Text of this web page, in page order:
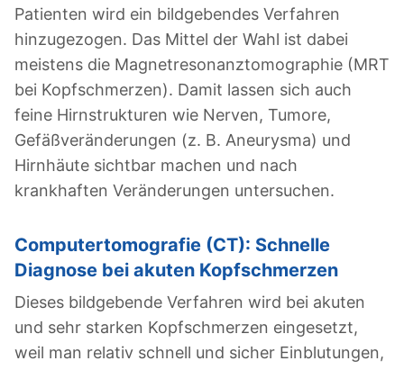
Patienten wird ein bildgebendes Verfahren
hinzugezogen. Das Mittel der Wahl ist dabei
meistens die Magnetresonanztomographie (MRT
bei Kopfschmerzen). Damit lassen sich auch
feine Hirnstrukturen wie Nerven, Tumore,
Gefäßveränderungen (z. B. Aneurysma) und
Hirnhäute sichtbar machen und nach
krankhaften Veränderungen untersuchen.
Computertomografie (CT): Schnelle
Diagnose bei akuten Kopfschmerzen
Dieses bildgebende Verfahren wird bei akuten
und sehr starken Kopfschmerzen eingesetzt,
weil man relativ schnell und sicher Einblutungen,